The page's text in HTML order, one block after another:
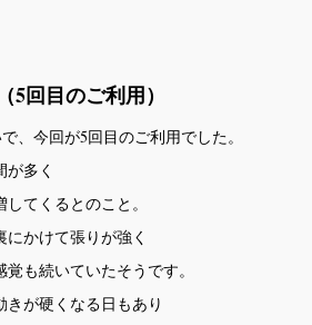
5回目のご利用）
、今回が5回目のご利用でした。
多く
てくるとのこと。
かけて張りが強く
も続いていたそうです。
が硬くなる日もあり